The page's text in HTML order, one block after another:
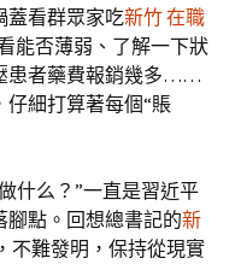
蓋看群眾家吃新竹 在職
能否薄弱、了解一下狀
患者藥費報銷幾多……
細打算著每個“賬
什么？”一直是習近平
點。回想總書記的新
不難發明，保持從現實